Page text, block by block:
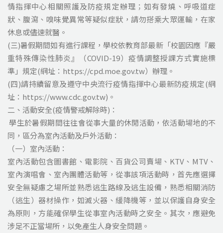
情指揮中心相關照護及防疫規定辦理；如有發燒、呼吸道症
狀、腹瀉、嗅味覺異常等疑似症狀，請勿搭乘大眾運輸，在家
休息或儘速就醫。
(三)暑假期間如有進行課程，學校依教育部最新「校園因應『嚴
重特殊傳染性肺炎』（COVID-19）疫情調整授課方式實施標
準」規定(網址：https://cpd.moe.gov.tw）辦理。
(四)請持續留意及遵守中央流行疫情指揮中心最新防疫規定(網
址：https://www.cdc.gov.tw)。
二、活動安全(疫情警戒解除時)：
學生於暑假期間往往會從事大量的休閒活動，依活動場地的不
同，區分為室內活動及戶外活動：
（一）室內活動：
室內活動包含圖書館、電影院、百貨公司賣場、KTV、MTV、
室內演唱會、室內團體活動等，從事該項活動時，首先應選擇
安全無疑慮之場所並熟悉逃生路線及逃生設備，熟悉相關消防
（逃生）器材操作，如滅火器、緩降機等，並以保護自身安全
為原則，方能確保學生從事室內活動時之安全。其次，應避免
涉足不正當場所，以免產生人身安全問題。